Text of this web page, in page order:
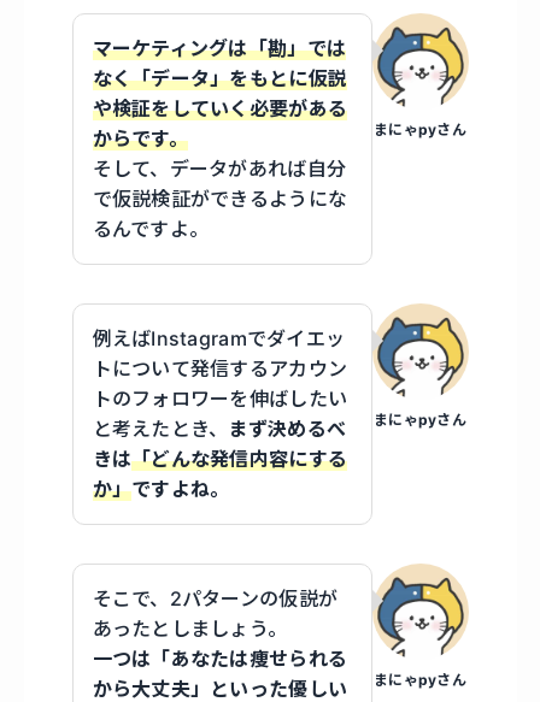
まにゃpyさん
マーケティングは「勘」では
なく「データ」をもとに仮説
や検証をしていく必要がある
からです。
そして、データがあれば自分
で仮説検証ができるようにな
るんですよ。
まにゃpyさん
例えばInstagramでダイエッ
トについて発信するアカウン
トのフォロワーを伸ばしたい
と考えたとき、
まず決めるべ
きは「どんな発信内容にする
か」ですよね。
まにゃpyさん
そこで、2パターンの仮説が
あったとしましょう。
一つは「あなたは痩せられる
から大丈夫」といった優しい